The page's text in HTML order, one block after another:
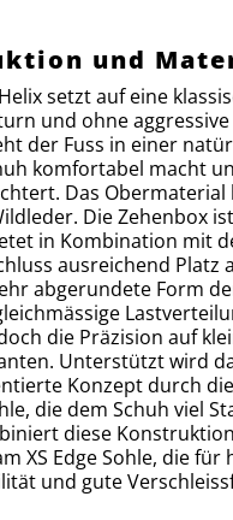
und
setzt auf eine
und ohne
der Fuss in einer
komfortabel macht
Das Obermaterial
Die Zehenbox
in Kombination mit
ausreichend Platz
abgerundete Form
die Präzision auf
Unterstützt wird
Konzept durch
die dem Schuh viel
diese
XS Edge Sohle, die für
und gute